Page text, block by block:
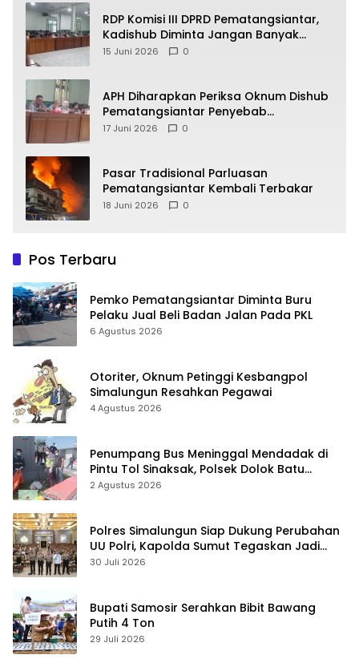
RDP Komisi III DPRD Pematangsiantar,
Kadishub Diminta Jangan Banyak
Alasan
15 Juni 2026 0
APH Diharapkan Periksa Oknum Dishub
Pematangsiantar Penyebab
Kebocoran PAD Retribusi Parkir
17 Juni 2026 0
Pasar Tradisional Parluasan
Pematangsiantar Kembali Terbakar
18 Juni 2026 0
Pos Terbaru
Pemko Pematangsiantar Diminta Buru
Pelaku Jual Beli Badan Jalan Pada PKL
6 Agustus 2026
Otoriter, Oknum Petinggi Kesbangpol
Simalungun Resahkan Pegawai
4 Agustus 2026
Penumpang Bus Meninggal Mendadak di
Pintu Tol Sinaksak, Polsek Dolok Batu
Nanggar Gerak Cepat Olah TKP
2 Agustus 2026
Polres Simalungun Siap Dukung Perubahan
UU Polri, Kapolda Sumut Tegaskan Jadi
Fondasi Penguatan Profesionalisme dan
30 Juli 2026
Bupati Samosir Serahkan Bibit Bawang
Putih 4 Ton
29 Juli 2026